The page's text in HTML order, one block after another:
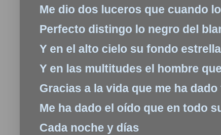
Me dio dos luceros que cuando
Perfecto distingo lo negro del
Y en el alto cielo su fondo
Y en las multitudes el hombre
Gracias a la vida que me ha
Me ha dado el oído que en todo
Cada noche y días